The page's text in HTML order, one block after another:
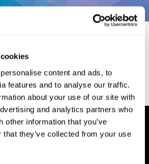
content and ads, to
features and to analyse our traffic.
about your use of our site with
and analytics partners who
other information that you’ve
that they’ve collected from your use
for Conners’ rating scales. North
Health Systems.